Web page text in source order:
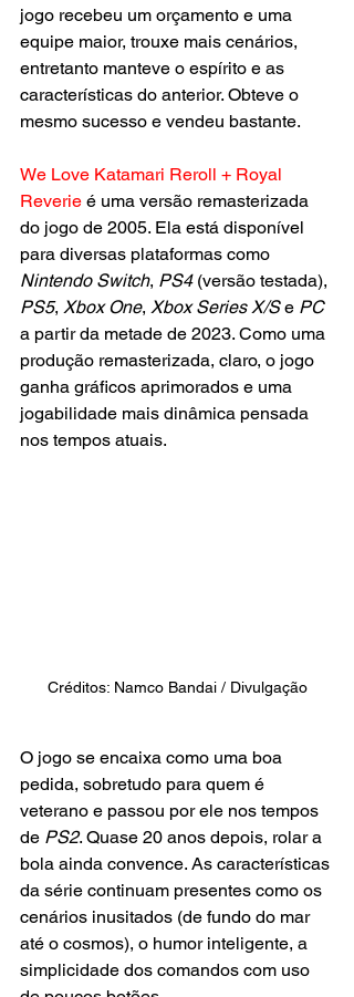
jogo recebeu um orçamento e uma
equipe maior, trouxe mais cenários,
entretanto manteve o espírito e as
características do anterior. Obteve o
mesmo sucesso e vendeu bastante.
We Love Katamari Reroll + Royal
Reverie é uma versão remasterizada
do jogo de 2005. Ela está disponível
para diversas plataformas como
Nintendo Switch, PS4 (versão testada),
PS5, Xbox One, Xbox Series X/S e PC
a partir da metade de 2023. Como uma
produção remasterizada, claro, o jogo
ganha gráficos aprimorados e uma
jogabilidade mais dinâmica pensada
nos tempos atuais.
Créditos: Namco Bandai / Divulgação
O jogo se encaixa como uma boa
pedida, sobretudo para quem é
veterano e passou por ele nos tempos
de PS2. Quase 20 anos depois, rolar a
bola ainda convence. As características
da série continuam presentes como os
cenários inusitados (de fundo do mar
até o cosmos), o humor inteligente, a
simplicidade dos comandos com uso